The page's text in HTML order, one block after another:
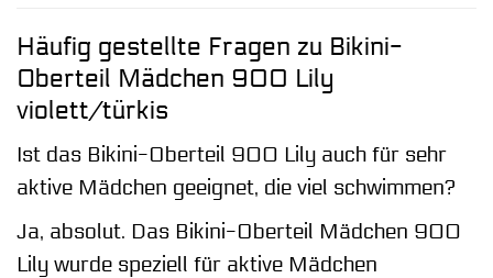
Häufig gestellte Fragen zu Bikini-
Oberteil Mädchen 900 Lily
violett/türkis
Ist das Bikini-Oberteil 900 Lily auch für sehr
aktive Mädchen geeignet, die viel schwimmen?
Ja, absolut. Das Bikini-Oberteil Mädchen 900
Lily wurde speziell für aktive Mädchen